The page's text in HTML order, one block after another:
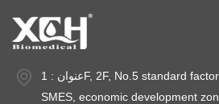
عنوان : 1F, 2F, No.5 standard factory in the pioneer park of
SMES, economic development